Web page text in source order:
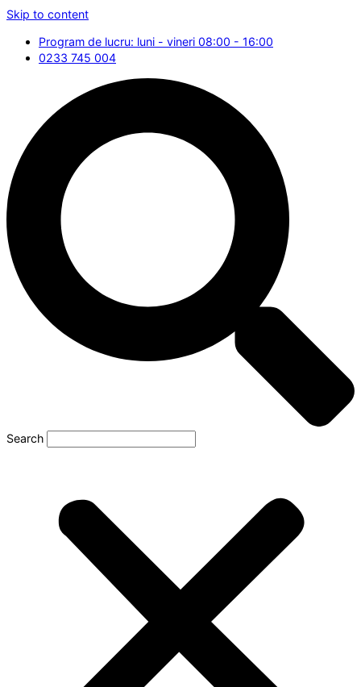
Skip to content
Program de lucru: luni - vineri 08:00 - 16:00
0233 745 004
Search